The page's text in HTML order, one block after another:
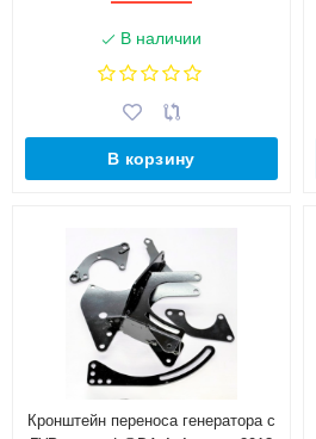
В наличии
В корзину
Кронштейн переноса генератора с